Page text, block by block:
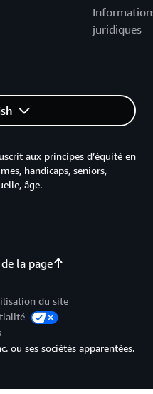
juridiques
la page
aux principes d’équité en
handicaps, seniors,
âge.
du site
ou ses sociétés apparentées.